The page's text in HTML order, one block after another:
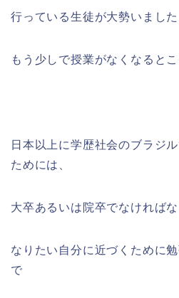
行っている生徒が大勢いました
もう少しで授業がなくなると
日本以上に学歴社会のブラジ
ためには、
大卒あるいは院卒でなければな
なりたい自分に近づくために
で